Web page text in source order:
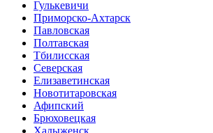
Гулькевичи
Приморско-Ахтарск
Павловская
Полтавская
Тбилисская
Северская
Елизаветинская
Новотитаровская
Афипский
Брюховецкая
Хадыженск